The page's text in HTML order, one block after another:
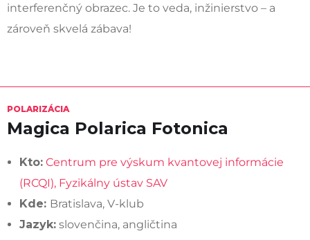
interferenčný obrazec. Je to veda, inžinierstvo – a
zároveň skvelá zábava!
POLARIZÁCIA
Magica Polarica Fotonica
Kto: Centrum pre výskum kvantovej informácie
(RCQI), Fyzikálny ústav SAV
Kde: Bratislava, V-klub
Jazyk: slovenčina, angličtina